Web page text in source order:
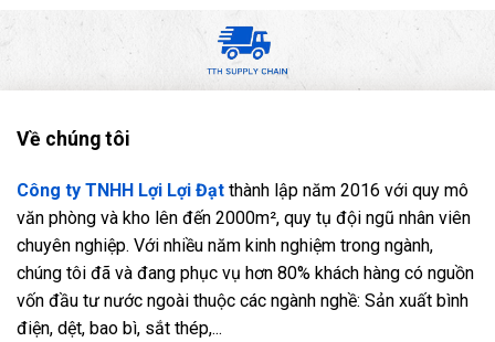
Về chúng tôi
Công ty TNHH Lợi Lợi Đạt thành lập năm 2016 với quy mô
văn phòng và kho lên đến 2000m², quy tụ đội ngũ nhân viên
chuyên nghiệp. Với nhiều năm kinh nghiệm trong ngành,
chúng tôi đã và đang phục vụ hơn 80% khách hàng có nguồn
vốn đầu tư nước ngoài thuộc các ngành nghề: Sản xuất bình
điện, dệt, bao bì, sắt thép,...